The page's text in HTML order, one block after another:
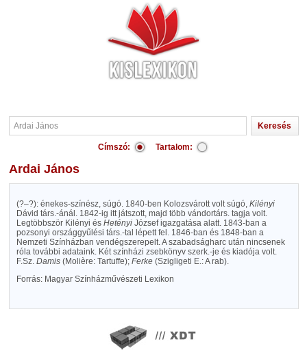
Címszó: Tartalom:
Ardai János
(?–?): énekes-színész, súgó. 1840-ben Kolozsvárott volt súgó, Kilényi
Dávid társ.-ánál. 1842-ig itt játszott, majd több vándortárs. tagja volt.
Legtöbbször Kilényi és HetényiJózsef igazgatása alatt. 1843-ban a
pozsonyi országgyűlési társ.-tal lépett fel. 1846-ban és 1848-ban a
Nemzeti Színházban vendégszerepelt. A szabadságharc után nincsenek
róla további adataink. Két színházi zsebkönyv szerk.-je és kiadója volt.
F.Sz. Damis(Molière: Tartuffe); Ferke(Szigligeti E.: A rab).
Forrás: Magyar Színházművészeti Lexikon